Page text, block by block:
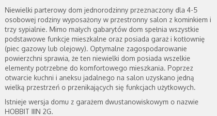
Niewielki parterowy dom jednorodzinny przeznaczony dla 4-5
osobowej rodziny wyposażony w przestronny salon z kominkiem i
trzy sypialnie. Mimo małych gabarytów dom spełnia wszystkie
podstawowe funkcje mieszkalne oraz posiada garaż i kotłownię
(piec gazowy lub olejowy). Optymalne zagospodarowanie
powierzchni sprawia, że ten niewielki dom posiada wszelkie
elementy potrzebne do komfortowego mieszkania. Poprzez
otwarcie kuchni i aneksu jadalnego na salon uzyskano jedną
wielką przestrzeń o przenikających się funkcjach użytkowych.
Istnieje wersja domu z garażem dwustanowiskowym o nazwie
HOBBIT IIIN 2G.